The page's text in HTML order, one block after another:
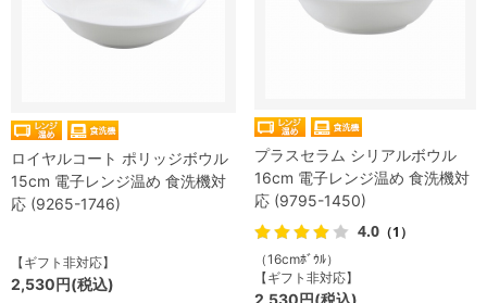
ロイヤルコート ポリッジボウル
15cm 電子レンジ温め 食洗機対
応 (9265-1746)
【ギフト非対応】
2,530円(税込)
プラスセラム シリアルボウル
16cm 電子レンジ温め 食洗機対
応 (9795-1450)
4.0 （1）
（16cmﾎﾞｳﾙ）
【ギフト非対応】
2,530円(税込)